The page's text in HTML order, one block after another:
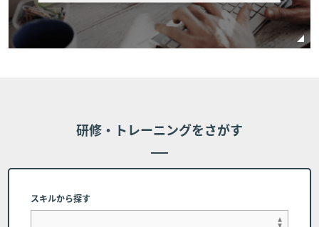
日の10営業日以内（10営業日前含む）のキャン
セルに関しては、受講費用の全額をお支払いいた
だものとし、受講費用の返金は行いません。 但
■第7条 (代理受講)
お客様のご都合により、申し込み時の受講者に代わって代
た連絡先にご相談ください。但し、申し込み完了時に受講
者に帰属するコーステキストや受講者IDについては変更が
研修・トレーニングをさがす
スキルから探す